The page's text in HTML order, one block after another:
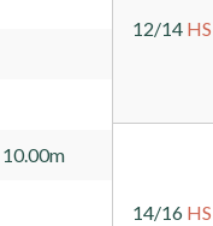
12/14 HS
14/16 HS